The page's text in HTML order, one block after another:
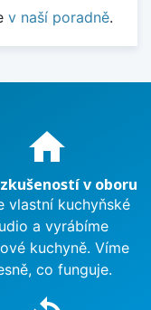
v naší poradně.
home
v oboru
vlastní kuchyňské
a vyrábíme
kuchyně. Víme
co funguje.